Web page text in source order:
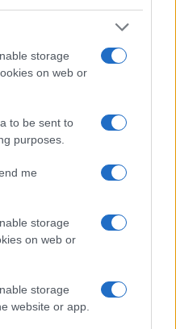
storage
on web or
to be sent to
purposes.
me
storage
on web or
storage
website or app.